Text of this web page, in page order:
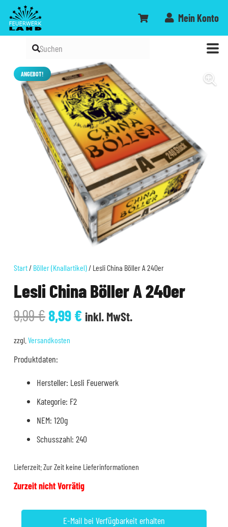
Mein Konto
ANGEBOT!
Start/ Böller (Knallartikel)/ Lesli China Böller A 240er
Lesli China Böller A 240er
9,99€Ursprünglicher
Preis
war:
9,99 €
8,99€Aktueller
inkl. MwSt.
zzgl. Versandkosten
Produktdaten:
Hersteller: Lesli Feuerwerk
Kategorie: F2
NEM: 120g
Schusszahl: 240
Lieferzeit:Zur Zeit keine Lieferinformationen
Zurzeit nicht Vorrätig
E-Mail bei Verfügbarkeit erhalten